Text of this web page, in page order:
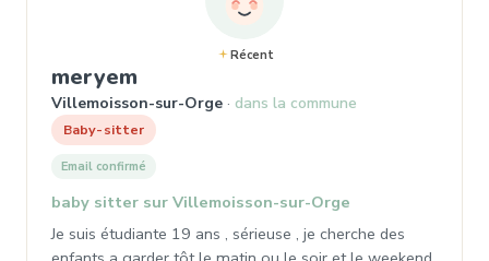
Récent
meryem
Villemoisson-sur-Orge dans la commune
Baby-sitter
Email confirmé
baby sitter sur Villemoisson-sur-Orge
Je suis étudiante 19 ans , sérieuse , je cherche des